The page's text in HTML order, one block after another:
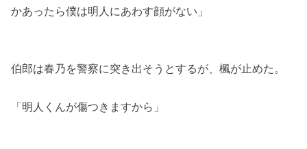
かあったら僕は明人にあわす顔がない」
伯郎は春乃を警察に突き出そうとするが、楓が止めた。
「明人くんが傷つきますから」